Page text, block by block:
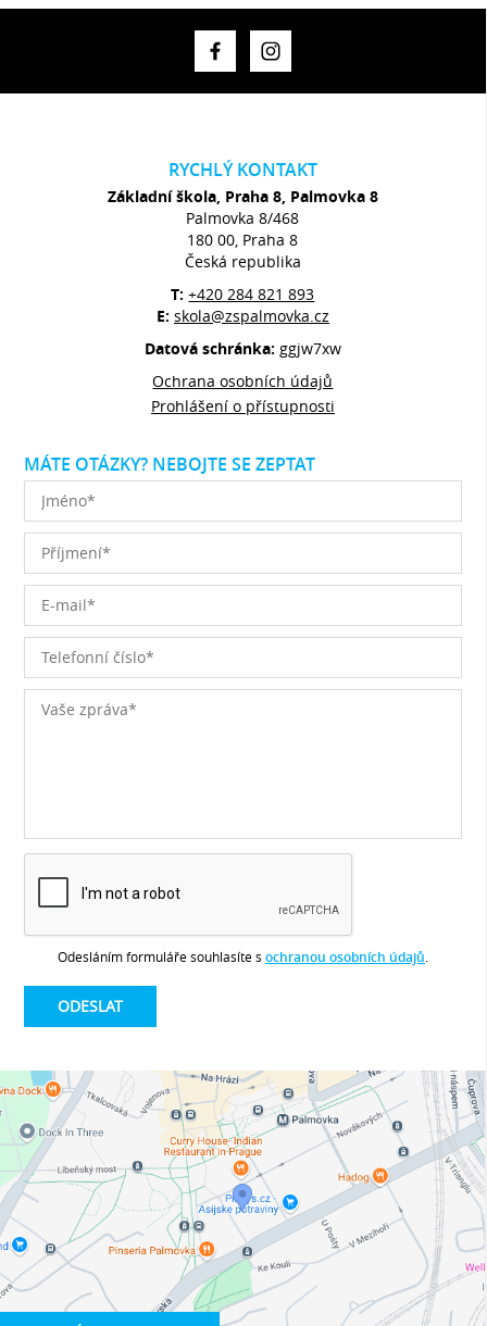
RYCHLÝ KONTAKT
Základní škola, Praha 8, Palmovka 8
Palmovka 8/468
180 00, Praha 8
Česká republika
T:+420 284 821 893
E: skola@zspalmovka.cz
Datová schránka: ggjw7xw
Ochrana osobních údajů
Prohlášení o přístupnosti
MÁTE OTÁZKY? NEBOJTE SE ZEPTAT
Odesláním formuláře souhlasíte s ochranou osobních údajů